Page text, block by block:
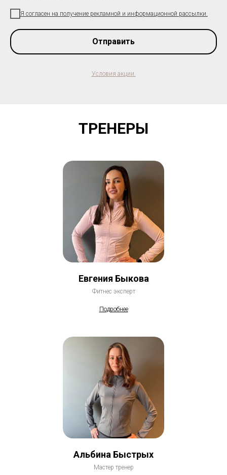
Я согласен на получение рекламной и информационной рассылки.
Отправить
Условия акции.
ТРЕНЕРЫ
Евгения Быкова
Фитнес эксперт
Подробнее
Альбина Быстрых
Мастер тренер